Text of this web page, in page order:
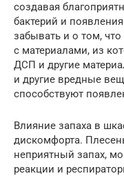
создавая
бактерий и
забывать и о том,
с материалами, из
ДСП и другие
и другие вредные
способствуют
Влияние запаха в
дискомфорта.
неприятный запах,
реакции и